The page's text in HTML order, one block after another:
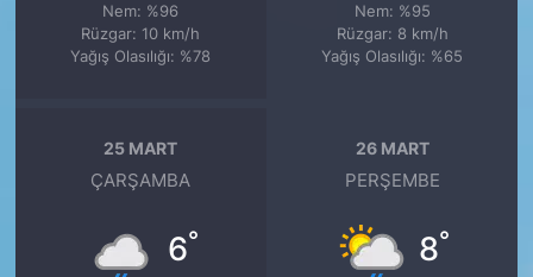
Nem: %96
Rüzgar: 10 km/h
Yağış Olasılığı: %78
Nem: %95
Rüzgar: 8 km/h
Yağış Olasılığı: %65
25 MART
ÇARŞAMBA
6°
26 MART
PERŞEMBE
8°